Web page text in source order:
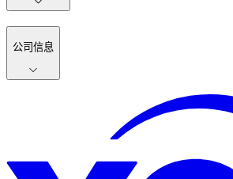
公司信息